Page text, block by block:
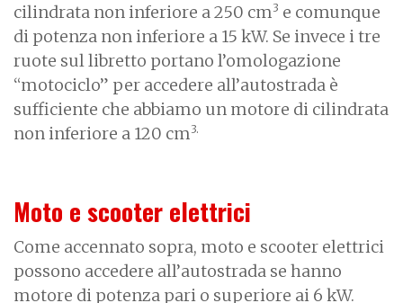
cilindrata non inferiore a 250 cm3 e comunque
di potenza non inferiore a 15 kW. Se invece i tre
ruote sul libretto portano l’omologazione
“motociclo” per accedere all’autostrada è
sufficiente che abbiamo un motore di cilindrata
non inferiore a 120 cm3.
Moto e scooter elettrici
Come accennato sopra, moto e scooter elettrici
possono accedere all’autostrada se hanno
motore di potenza pari o superiore ai 6 kW.